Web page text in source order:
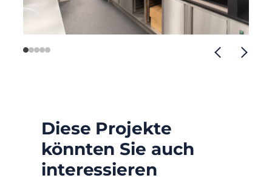
Diese Projekte
könnten Sie auch
interessieren